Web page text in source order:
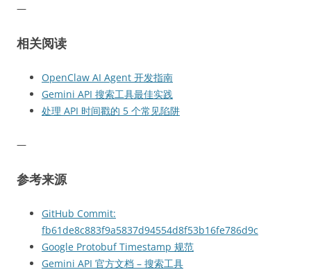
—
相关阅读
OpenClaw AI Agent 开发指南
Gemini API 搜索工具最佳实践
处理 API 时间戳的 5 个常见陷阱
—
参考来源
GitHub Commit:
fb61de8c883f9a5837d94554d8f53b16fe786d9c
Google Protobuf Timestamp 规范
Gemini API 官方文档 – 搜索工具